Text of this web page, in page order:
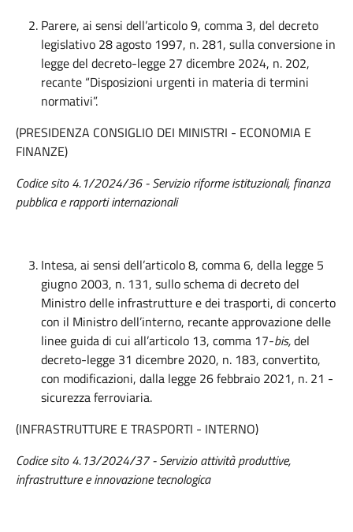
Parere, ai sensi dell’articolo 9, comma 3, del decreto
legislativo 28 agosto 1997, n. 281, sulla conversione in
legge del decreto-legge 27 dicembre 2024, n. 202,
recante “Disposizioni urgenti in materia di termini
normativi”.
(PRESIDENZA CONSIGLIO DEI MINISTRI - ECONOMIA E
FINANZE)
Codice sito 4.1/2024/36 - Servizio riforme istituzionali, finanza
pubblica e rapporti internazionali
Intesa, ai sensi dell’articolo 8, comma 6, della legge 5
giugno 2003, n. 131, sullo schema di decreto del
Ministro delle infrastrutture e dei trasporti, di concerto
con il Ministro dell’interno, recante approvazione delle
linee guida di cui all’articolo 13, comma 17-bis,del
decreto-legge 31 dicembre 2020, n. 183, convertito,
con modificazioni, dalla legge 26 febbraio 2021, n. 21 -
sicurezza ferroviaria.
(INFRASTRUTTURE E TRASPORTI - INTERNO)
Codice sito 4.13/2024/37 - Servizio attività produttive,
infrastrutture e innovazione tecnologica